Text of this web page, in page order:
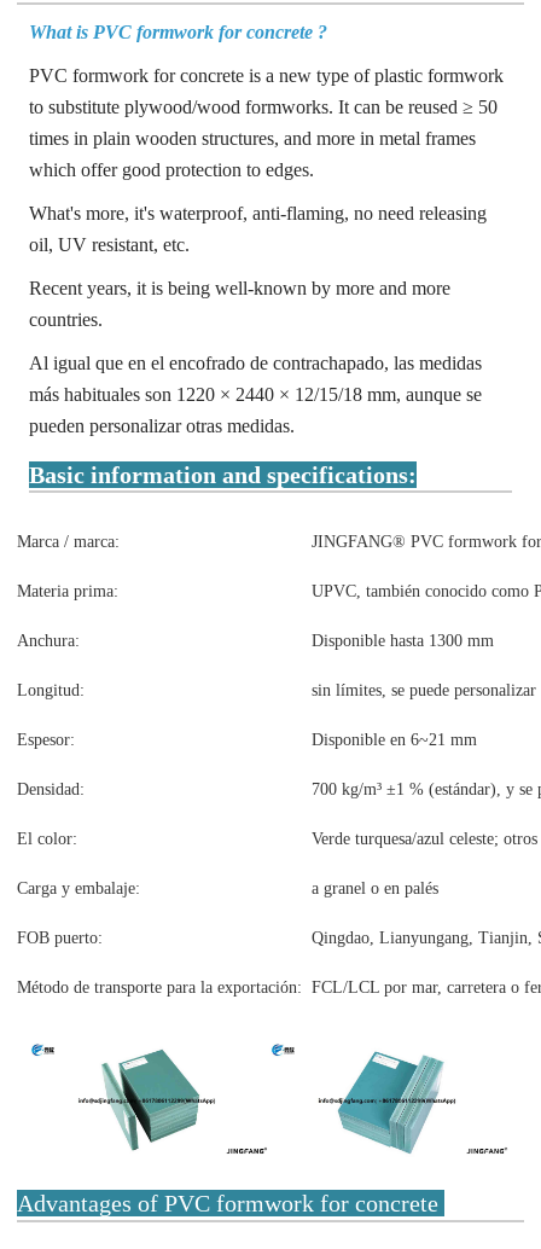
What is PVC formwork for concrete ?
PVC formwork for concrete is a new type of plastic formwork
to substitute plywood/wood formworks. It can be reused ≥ 50
times in plain wooden structures, and more in metal frames
which offer good protection to edges.
What's more, it's waterproof, anti-flaming, no need releasing
oil, UV resistant, etc.
Recent years, it is being well-known by more and more
countries.
Al igual que en el encofrado de contrachapado, las medidas
más habituales son 1220 × 2440 × 12/15/18 mm, aunque se
pueden personalizar otras medidas.
Basic information and specifications:
Marca / marca: JINGFANG® PVC formwork
Materia prima: UPVC, también conocido como
Anchura: Disponible hasta 1300 mm
Longitud: sin límites, se puede personalizar
Espesor: Disponible en 6~21 mm
Densidad: 700 kg/m³ ±1 % (estándar), y se
El color: Verde turquesa/azul celeste;
Carga y embalaje: a granel o en palés
FOB puerto: Qingdao, Lianyungang, Tianjin,
Método de transporte para la exportación: FCL/LCL por mar, carretera o
Advantages of PVC formwork for concrete